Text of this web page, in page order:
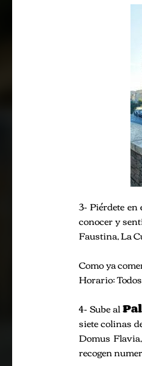
3- Piérdete en
conocer y
Faustina, La
Como ya
Horario:
4- Sube al
siete colinas
Domus
recogen